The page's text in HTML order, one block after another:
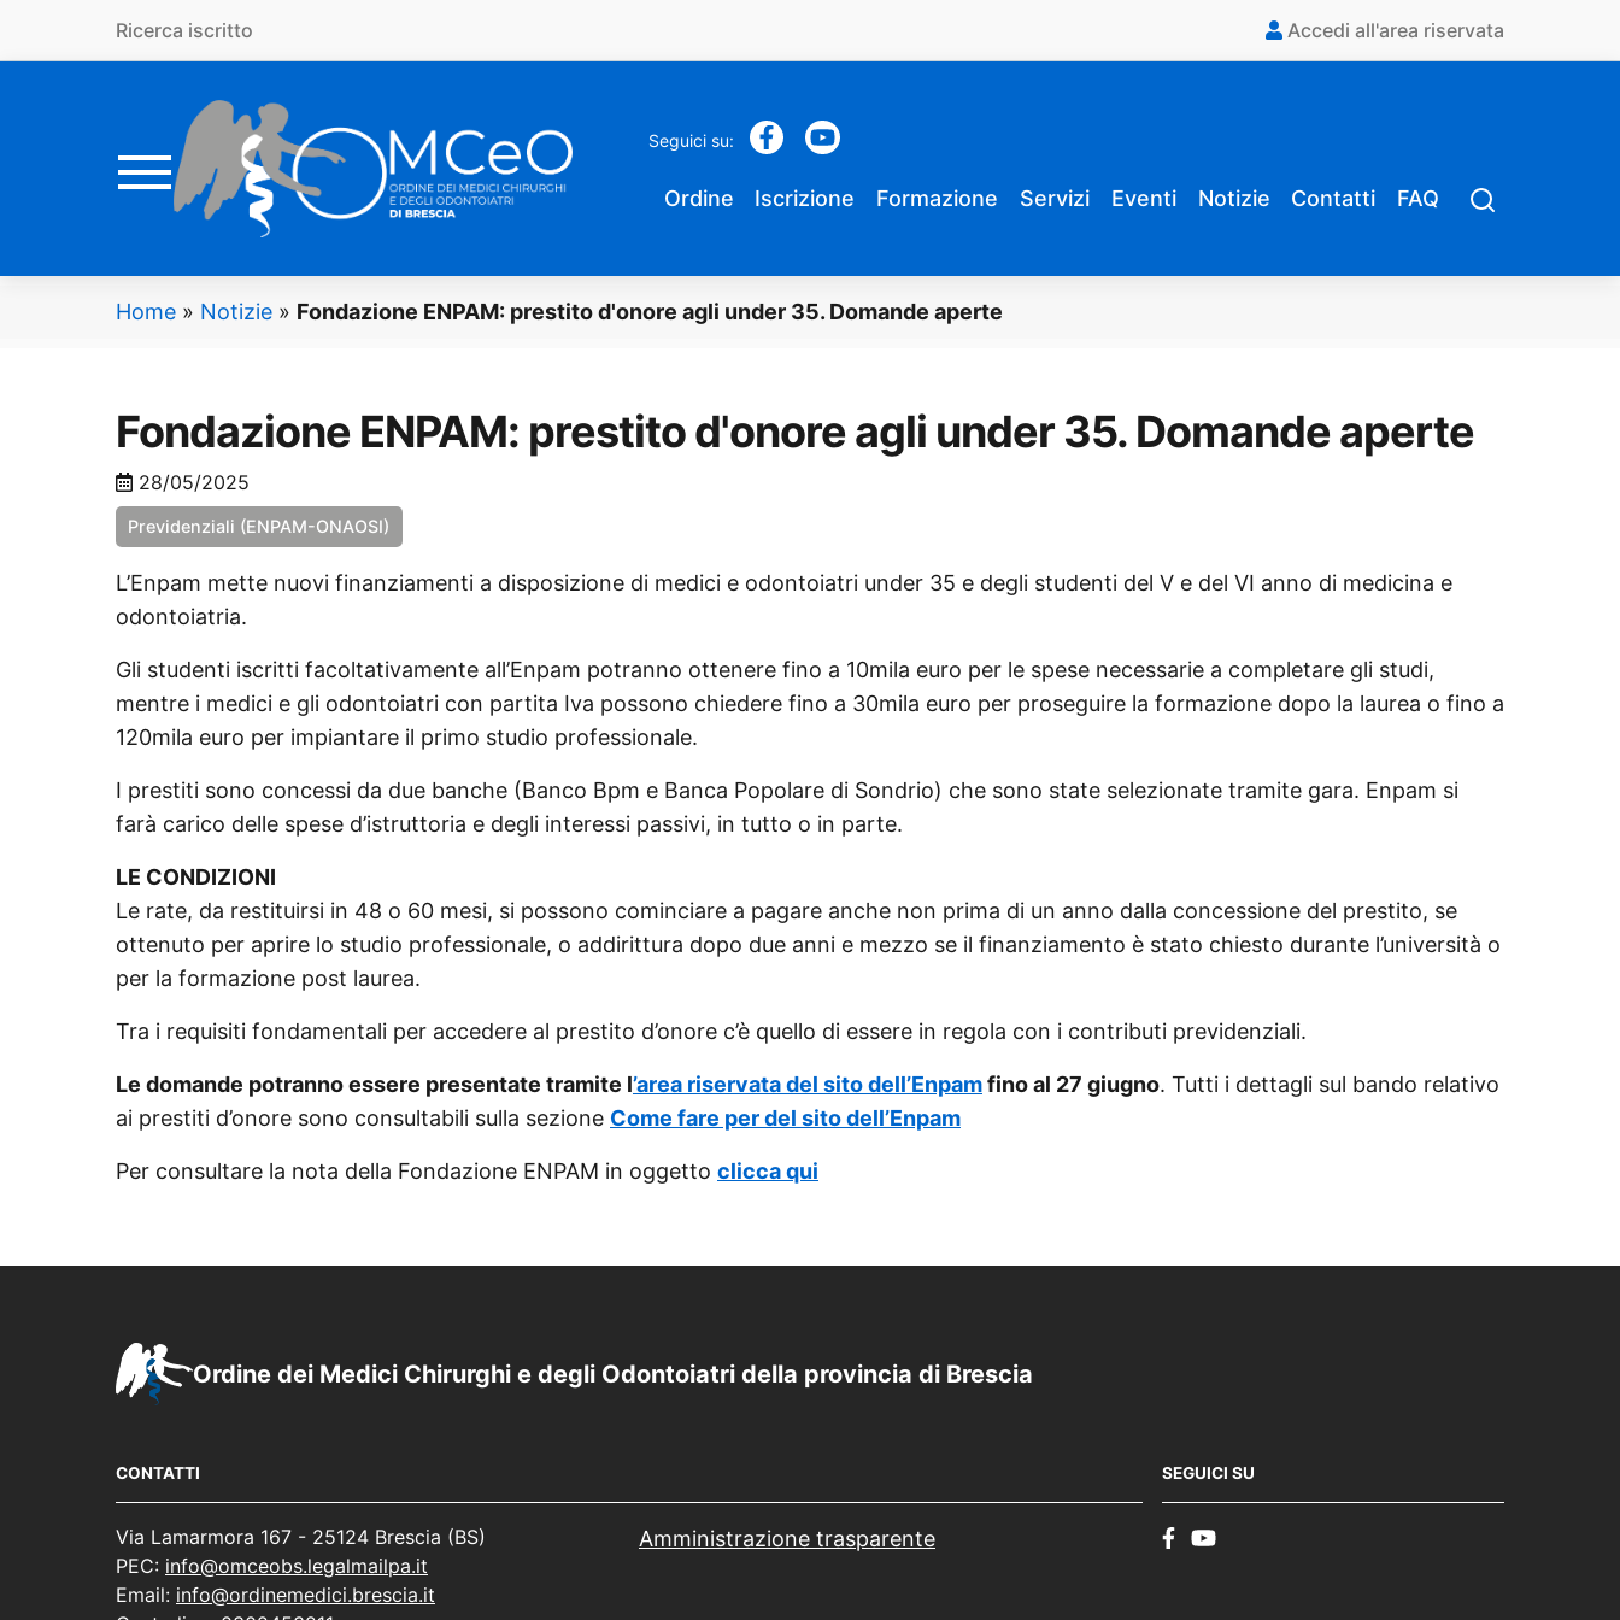
Ricerca iscritto Accedi all'area riservata
Seguici su:
Ordine Iscrizione Formazione Servizi Eventi Notizie Contatti FAQ
Home » Notizie » Fondazione ENPAM: prestito d'onore agli under 35. Domande aperte
Fondazione ENPAM: prestito d'onore agli under 35. Domande aperte
28/05/2025
Previdenziali (ENPAM-ONAOSI)
L’Enpam mette nuovi finanziamenti a disposizione di medici e odontoiatri under 35 e degli studenti del V e del VI anno di medicina e
odontoiatria.
Gli studenti iscritti facoltativamente all’Enpam potranno ottenere fino a 10mila euro per le spese necessarie a completare gli studi,
mentre i medici e gli odontoiatri con partita Iva possono chiedere fino a 30mila euro per proseguire la formazione dopo la laurea o fino a
120mila euro per impiantare il primo studio professionale.
I prestiti sono concessi da due banche (Banco Bpm e Banca Popolare di Sondrio) che sono state selezionate tramite gara. Enpam si
farà carico delle spese d’istruttoria e degli interessi passivi, in tutto o in parte.
LE CONDIZIONI
Le rate, da restituirsi in 48 o 60 mesi, si possono cominciare a pagare anche non prima di un anno dalla concessione del prestito, se
ottenuto per aprire lo studio professionale, o addirittura dopo due anni e mezzo se il finanziamento è stato chiesto durante l’università o
per la formazione post laurea.
Tra i requisiti fondamentali per accedere al prestito d’onore c’è quello di essere in regola con i contributi previdenziali.
Le domande potranno essere presentate tramite l’area riservata del sito dell’Enpamfino al 27 giugno. Tutti i dettagli sul bando relativo
ai prestiti d’onore sono consultabili sulla sezione Come fare per del sito dell’Enpam
Per consultare la nota della Fondazione ENPAM in oggetto clicca qui
Ordine dei Medici Chirurghi e degli Odontoiatri della provincia di Brescia
CONTATTI
Via Lamarmora 167 - 25124 Brescia (BS)
PEC: info@omceobs.legalmailpa.it
Email: info@ordinemedici.brescia.it
Amministrazione trasparente
SEGUICI SU